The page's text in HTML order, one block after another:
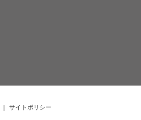
｜ サイトポリシー